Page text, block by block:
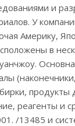
и
У
Америку,
в
продукты
реагенты и
/13485 и